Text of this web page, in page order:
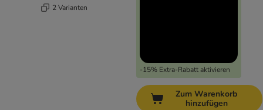
2 Varianten
-15% Extra-Rabatt aktivieren
Zum Warenkorb
hinzufügen